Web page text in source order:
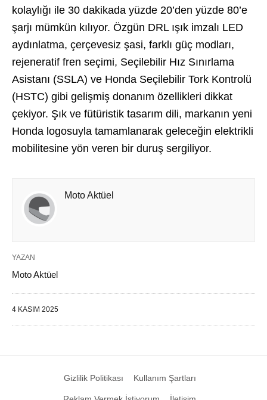
kolaylığı ile 30 dakikada yüzde 20’den yüzde 80’e
şarjı mümkün kılıyor. Özgün DRL ışık imzalı LED
aydınlatma, çerçevesiz şasi, farklı güç modları,
rejeneratif fren seçimi, Seçilebilir Hız Sınırlama
Asistanı (SSLA) ve Honda Seçilebilir Tork Kontrolü
(HSTC) gibi gelişmiş donanım özellikleri dikkat
çekiyor. Şık ve fütüristik tasarım dili, markanın yeni
Honda logosuyla tamamlanarak geleceğin elektrikli
mobilitesine yön veren bir duruş sergiliyor.
Moto Aktüel
YAZAN
Moto Aktüel
4 KASIM 2025
Gizlilik Politikası Kullanım Şartları